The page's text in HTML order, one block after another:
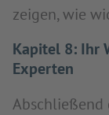
zeigen, wie
Kapitel 8: Ihr
Experten
Abschließend